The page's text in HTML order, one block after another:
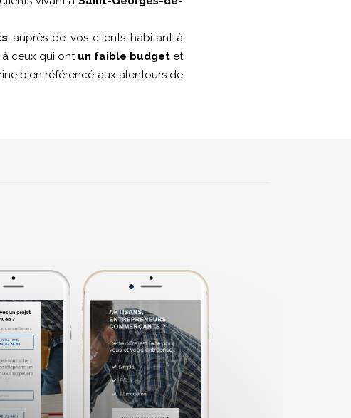
auprès de vos clients habitant à
à ceux qui ont un faible budgetet
bien référencé aux alentours de